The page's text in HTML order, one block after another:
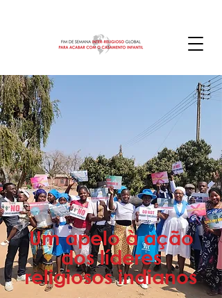
Um apelo à ação
dos líderes
religiosos indianos